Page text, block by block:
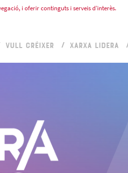
i oferir continguts i serveis d’interès.
VULL CRÉIXER XARXA LIDERA